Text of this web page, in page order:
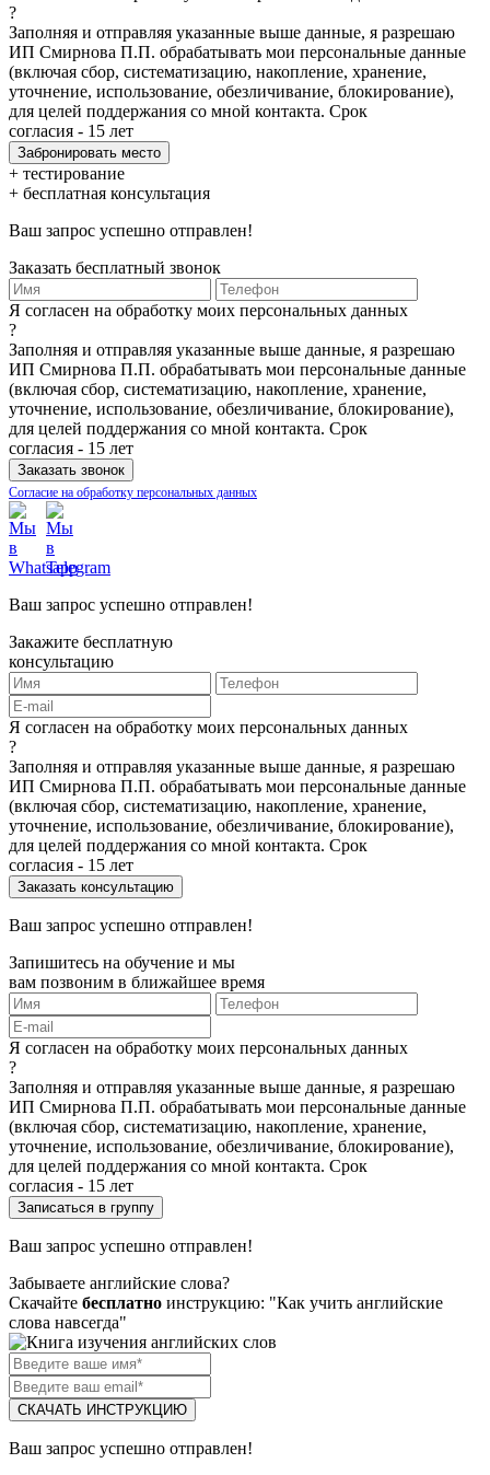
?
Заполняя и отправляя указанные выше данные, я разрешаю
ИП Смирнова П.П. обрабатывать мои персональные данные
(включая сбор, систематизацию, накопление, хранение,
уточнение, использование, обезличивание, блокирование),
для целей поддержания со мной контакта. Срок
согласия - 15 лет
+ тестирование
+ бесплатная консультация
Ваш запрос успешно отправлен!
Заказать бесплатный звонок
Я согласен на обработку моих персональных данных
?
Заполняя и отправляя указанные выше данные, я разрешаю
ИП Смирнова П.П. обрабатывать мои персональные данные
(включая сбор, систематизацию, накопление, хранение,
уточнение, использование, обезличивание, блокирование),
для целей поддержания со мной контакта. Срок
согласия - 15 лет
Согласие на обработку персональных данных
Ваш запрос успешно отправлен!
Закажите бесплатную
консультацию
Я согласен на обработку моих персональных данных
?
Заполняя и отправляя указанные выше данные, я разрешаю
ИП Смирнова П.П. обрабатывать мои персональные данные
(включая сбор, систематизацию, накопление, хранение,
уточнение, использование, обезличивание, блокирование),
для целей поддержания со мной контакта. Срок
согласия - 15 лет
Ваш запрос успешно отправлен!
Запишитесь на обучение и мы
вам позвоним в ближайшее время
Я согласен на обработку моих персональных данных
?
Заполняя и отправляя указанные выше данные, я разрешаю
ИП Смирнова П.П. обрабатывать мои персональные данные
(включая сбор, систематизацию, накопление, хранение,
уточнение, использование, обезличивание, блокирование),
для целей поддержания со мной контакта. Срок
согласия - 15 лет
Ваш запрос успешно отправлен!
Забываете английские слова?
Скачайте бесплатно инструкцию: "Как учить английские
слова навсегда"
СКАЧАТЬ ИНСТРУКЦИЮ
Ваш запрос успешно отправлен!